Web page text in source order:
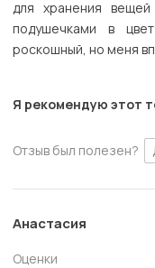
для хранения
подушечками в
роскошный, но меня
Я рекомендую этот
Отзыв был полезен?
Анастасия
Оценки